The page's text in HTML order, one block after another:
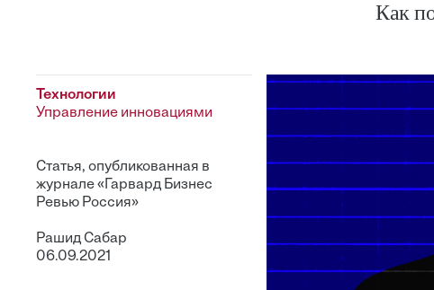
Как
Технологии
Управление инновациями
Статья, опубликованная в
журнале «Гарвард Бизнес
Ревью Россия»
Рашид Сабар
06.09.2021